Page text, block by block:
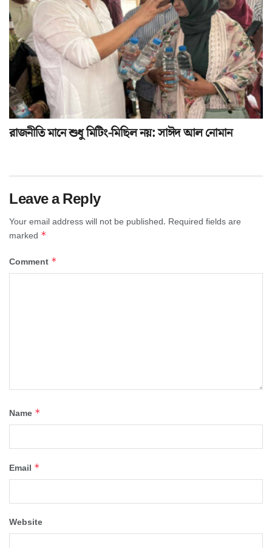
রাজনীতি মানে শুধু মিটিং-মিছিল নয়: সাঈদ আল নোমান
Leave a Reply
Your email address will not be published. Required fields are
marked *
Comment *
Name *
Email *
Website